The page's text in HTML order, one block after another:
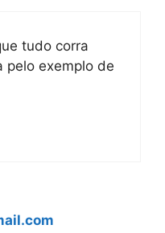
tudo corra
pelo exemplo de